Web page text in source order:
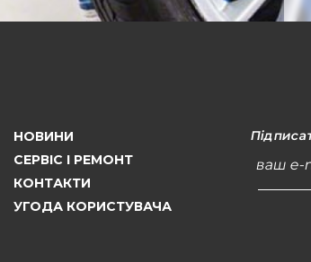
НОВИНИ
СЕРВІС І РЕМОНТ
КОНТАКТИ
УГОДА КОРИСТУВАЧА
ваш e-